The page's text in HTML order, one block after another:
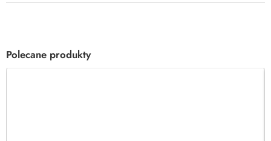
Polecane produkty